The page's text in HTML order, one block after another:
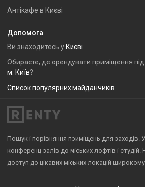
Антікафе в Києві
Допомога
Ви знаходитесь у Києві
Обираєте, де орендувати приміщення під
м. Київ?
Список популярних майданчиків
Пошук і порівняння приміщень для заходів.
конференц залів до міських лофтів і
доступ до цікавих міських локацій